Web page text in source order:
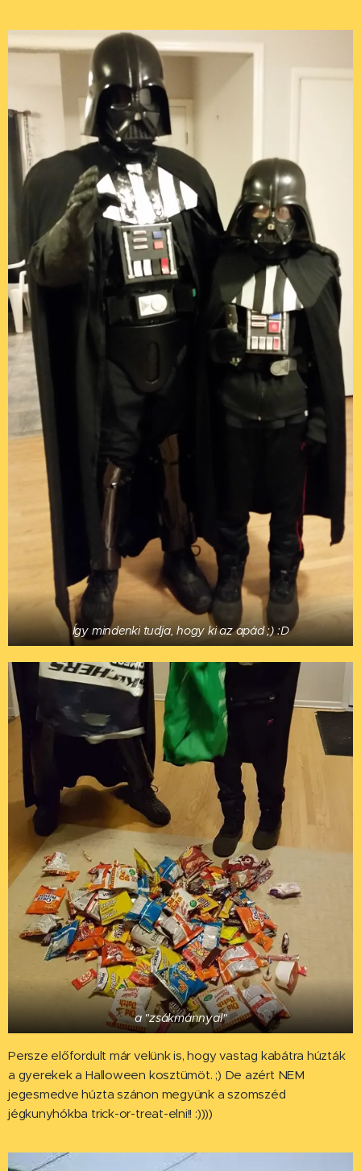
Így mindenki tudja, hogy ki az apád ;) :D
a "zsákmánnyal"
Persze előfordult már velünk is, hogy vastag kabátra húzták
a gyerekek a Halloween kosztümöt. ;) De azért NEM
jegesmedve húzta szánon megyünk a szomszéd
jégkunyhókba trick-or-treat-elni!! :))))